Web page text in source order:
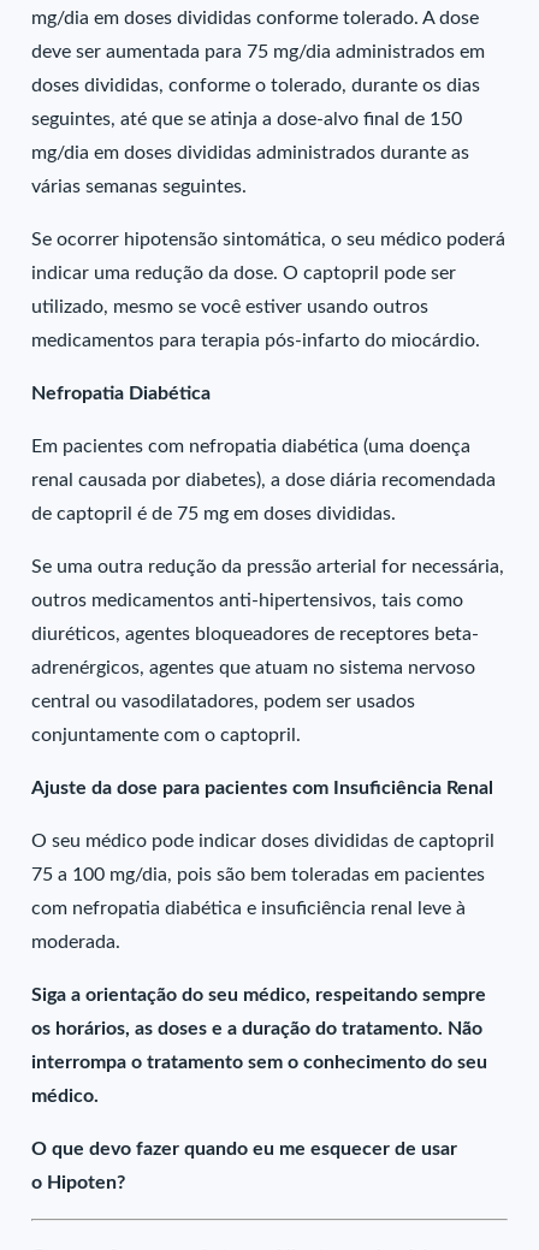
mg/dia em doses divididas conforme tolerado. A dose
deve ser aumentada para 75 mg/dia administrados em
doses divididas, conforme o tolerado, durante os dias
seguintes, até que se atinja a dose-alvo final de 150
mg/dia em doses divididas administrados durante as
várias semanas seguintes.
Se ocorrer hipotensão sintomática, o seu médico poderá
indicar uma redução da dose. O captopril pode ser
utilizado, mesmo se você estiver usando outros
medicamentos para terapia pós-infarto do miocárdio.
Nefropatia Diabética
Em pacientes com nefropatia diabética (uma doença
renal causada por diabetes), a dose diária recomendada
de captopril é de 75 mg em doses divididas.
Se uma outra redução da pressão arterial for necessária,
outros medicamentos anti-hipertensivos, tais como
diuréticos, agentes bloqueadores de receptores beta-
adrenérgicos, agentes que atuam no sistema nervoso
central ou vasodilatadores, podem ser usados
conjuntamente com o captopril.
Ajuste da dose para pacientes com Insuficiência Renal
O seu médico pode indicar doses divididas de captopril
75 a 100 mg/dia, pois são bem toleradas em pacientes
com nefropatia diabética e insuficiência renal leve à
moderada.
Siga a orientação do seu médico, respeitando sempre
os horários, as doses e a duração do tratamento. Não
interrompa o tratamento sem o conhecimento do seu
médico.
O que devo fazer quando eu me esquecer de usar
o Hipoten?